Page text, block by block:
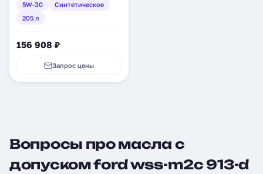
(600923730)
5W-30
Синтетическое
205 л
156 908 ₽
Запрос цены
Вопросы про масла с
допуском ford wss-m2c 913-d